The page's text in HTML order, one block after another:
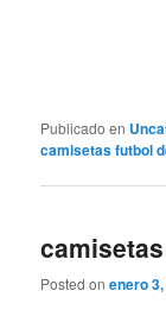
Publicado en
camisetas futbol
Posted onenero